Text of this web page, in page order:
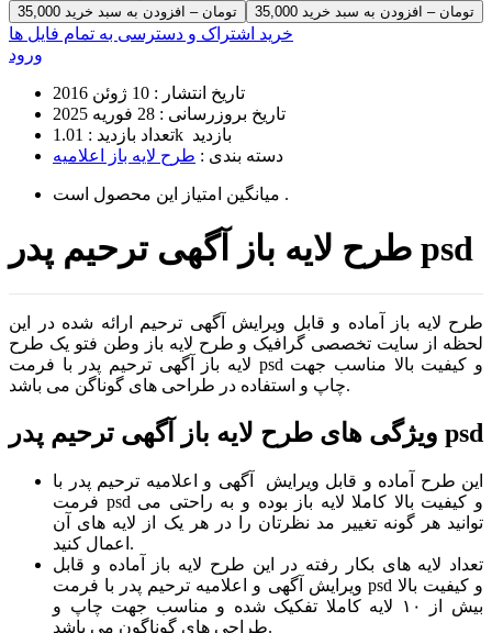
35,000 تومان – افزودن به سبد خرید
خرید اشتراک و دسترسی به تمام فایل ها
ورود
تاریخ انتشار : 10 ژوئن 2016
تاریخ بروزرسانی : 28 فوریه 2025
تعداد بازدید :
1.01k بازدید
دسته بندی : طرح لایه باز اعلامیه
میانگین امتیاز این محصول است .
طرح لایه باز آگهی ترحیم پدر psd
طرح لایه باز آماده و قابل ویرایش آگهی ترحیم ارائه شده در این
لحظه از سایت تخصصی گرافیک و طرح لایه باز وطن فتو یک طرح
لایه باز آگهی ترحیم پدر با فرمت psd و کیفیت بالا مناسب جهت
چاپ و استفاده در طراحی های گوناگن می باشد.
ویژگی های طرح لایه باز آگهی ترحیم پدر psd
این طرح آماده و قابل ویرایش آگهی و اعلامیه ترحیم پدر با
فرمت psd و کیفیت بالا کاملا لایه باز بوده و به راحتی می
توانید هر گونه تغییر مد نظرتان را در هر یک از لایه های آن
اعمال کنید.
تعداد لایه های بکار رفته در این طرح لایه باز آماده و قابل
ویرایش آگهی و اعلامیه ترحیم پدر با فرمت psd و کیفیت بالا
بیش از ۱۰ لایه کاملا تفکیک شده و مناسب جهت چاپ و
طراحی های گوناگون می باشد.